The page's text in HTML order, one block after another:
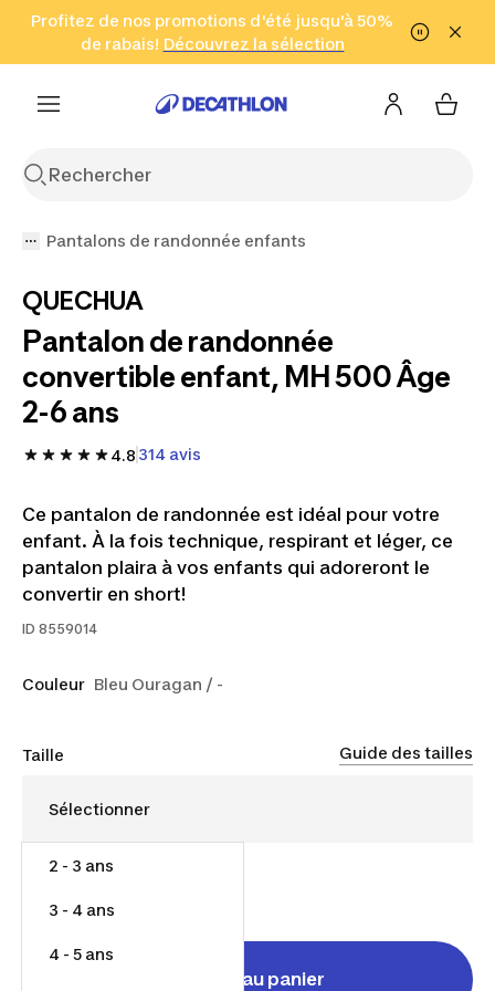
Aller à la recherche Aller au contenu Aller au pied de
Profitez de nos promotions d'été jusqu'à 50%
de rabais! Découvrez la sélection
Cliquez ici
en seulement 2 h!
(Zones sélectionnées)
Pantalons de randonnée enfants
QUECHUA
Pantalon de randonnée
convertible enfant, MH 500 Âge
2-6 ans
4.8 314 avis
Ce pantalon de randonnée est idéal pour votre
enfant. À la fois technique, respirant et léger, ce
pantalon plaira à vos enfants qui adoreront le
convertir en short!
ID 8559014
Couleur Bleu Ouragan / -
Taille Guide des tailles
2 - 3 ans
3 - 4 ans
4 - 5 ans
Ajouter au panier